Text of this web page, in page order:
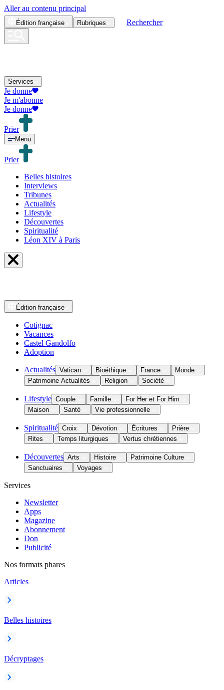
Aller au contenu principal
Édition française Rubriques Rechercher
Services
Je donne
Je m'abonne
Je donne
Prier
Menu
Prier
Belles histoires
Interviews
Tribunes
Actualités
Lifestyle
Découvertes
Spiritualité
Léon XIV à Paris
Édition française
Cotignac
Vacances
Castel Gandolfo
Adoption
Actualités Vatican Bioéthique France
Monde
Patrimoine Actualités
Religion Société
Lifestyle Couple Famille
For Her et For Him
Maison
Santé Vie professionnelle
Spiritualité Croix Dévotion Écritures
Prière
Rites
Temps liturgiques Vertus chrétiennes
Découvertes Arts Histoire
Patrimoine Culture
Sanctuaires
Voyages
Services
Newsletter
Apps
Magazine
Abonnement
Don
Publicité
Nos formats phares
Articles
Belles histoires
Décryptages